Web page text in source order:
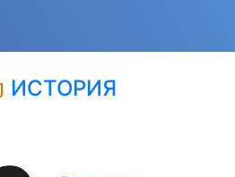
ИСТОРИЯ